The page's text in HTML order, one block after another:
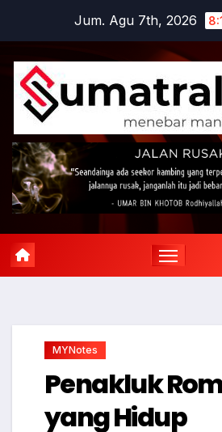
content
Jum. Agu 7th, 2026
MYNotes
Penakluk
yang Hidup